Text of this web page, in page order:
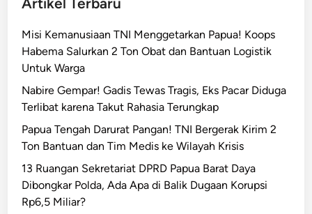
u
P
e
n
a
m
u
g
a
n
Misi Kemanusiaan TNI Menggetarkan Papua! Koops
Habema Salurkan 2 Ton Obat dan Bantuan Logistik
Untuk Warga
Nabire Gempar! Gadis Tewas Tragis, Eks Pacar Diduga
Terlibat karena Takut Rahasia Terungkap
Papua Tengah Darurat Pangan! TNI Bergerak Kirim 2
Ton Bantuan dan Tim Medis ke Wilayah Krisis
13 Ruangan Sekretariat DPRD Papua Barat Daya
Dibongkar Polda, Ada Apa di Balik Dugaan Korupsi
Rp6,5 Miliar?